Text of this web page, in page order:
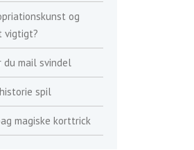
og
vigtigt?
du mail svindel
spil
magiske korttrick